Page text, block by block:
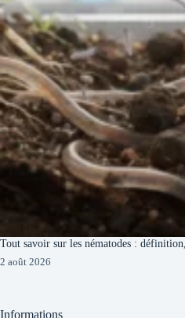
Tout savoir sur les nématodes :
2 août 2026
Informations